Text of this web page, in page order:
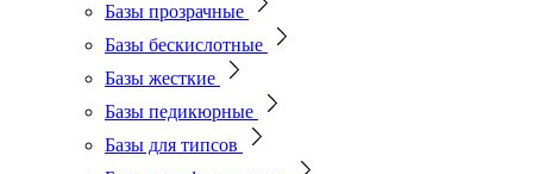
Базы прозрачные
Базы бескислотные
Базы жесткие
Базы педикюрные
Базы для типсов